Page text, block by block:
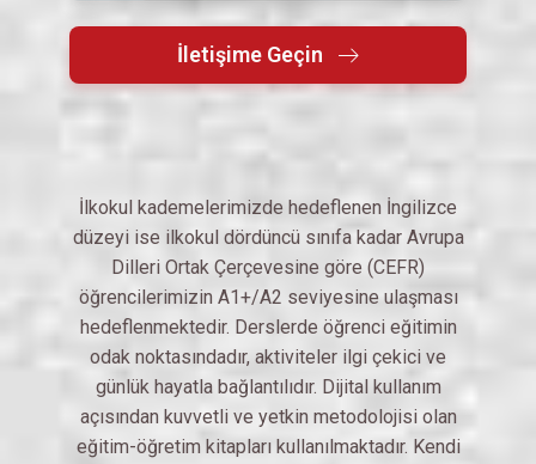
İletişime Geçin
İlkokul kademelerimizde hedeflenen İngilizce
düzeyi ise ilkokul dördüncü sınıfa kadar Avrupa
Dilleri Ortak Çerçevesine göre (CEFR)
öğrencilerimizin A1+/A2 seviyesine ulaşması
hedeflenmektedir. Derslerde öğrenci eğitimin
odak noktasındadır, aktiviteler ilgi çekici ve
günlük hayatla bağlantılıdır. Dijital kullanım
açısından kuvvetli ve yetkin metodolojisi olan
eğitim-öğretim kitapları kullanılmaktadır. Kendi